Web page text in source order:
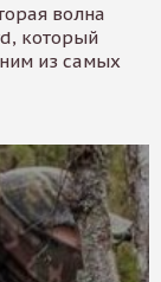
волна
который
из самых